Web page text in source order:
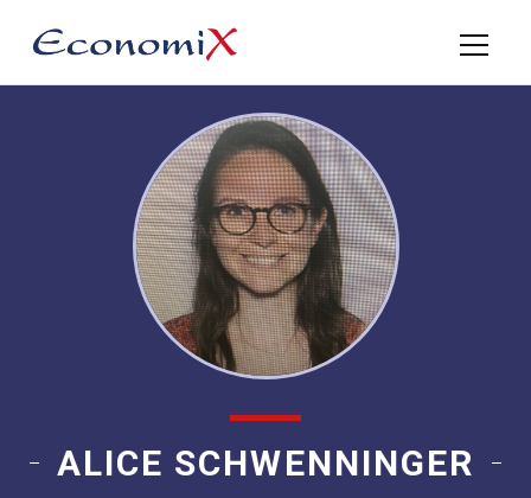
ALICE SCHWENNINGER